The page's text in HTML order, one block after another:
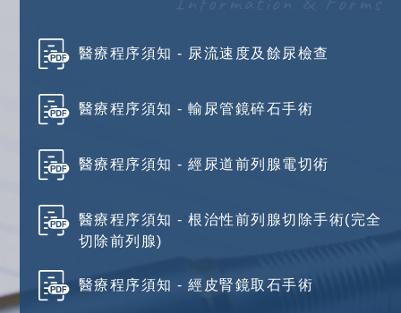
醫療程序須知 - 尿流速度及餘尿檢查
醫療程序須知 - 輸尿管鏡碎石手術
醫療程序須知 - 經尿道前列腺電切術
醫療程序須知 - 根治性前列腺切除手術(完全
切除前列腺)
醫療程序須知 - 經皮腎鏡取石手術